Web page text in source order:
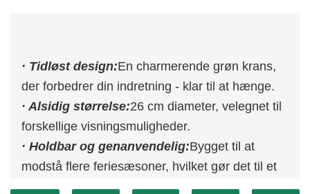
· Tidløst design:En charmerende grøn krans,
der forbedrer din indretning - klar til at hænge.
· Alsidig størrelse:26 cm diameter, velegnet til
forskellige visningsmuligheder.
· Holdbar og genanvendelig:Bygget til at
modstå flere feriesæsoner, hvilket gør det til et
miljøvenligt valg.